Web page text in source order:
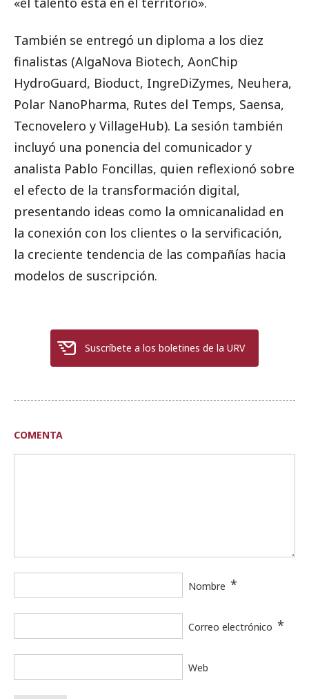
También se entregó un diploma a los diez
finalistas (AlgaNova Biotech, AonChip
HydroGuard, Bioduct, IngreDiZymes, Neuhera,
Polar NanoPharma, Rutes del Temps, Saensa,
Tecnovelero y VillageHub). La sesión también
incluyó una ponencia del comunicador y
analista Pablo Foncillas, quien reflexionó sobre
el efecto de la transformación digital,
presentando ideas como la omnicanalidad en
la conexión con los clientes o la servificación,
la creciente tendencia de las compañías hacia
modelos de suscripción.
Suscríbete a los boletines de la URV
COMENTA
Nombre *
Correo electrónico *
Web